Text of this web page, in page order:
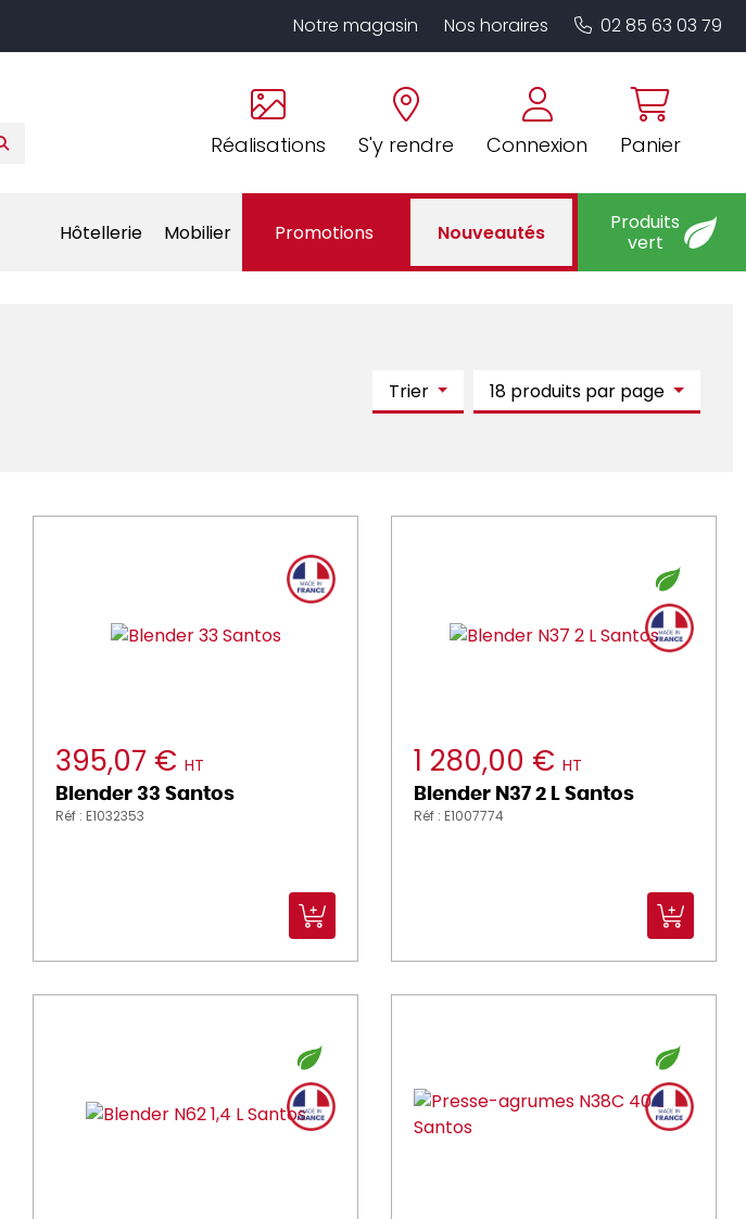
Réalisations S'y rendre Connexion Panier
Notre magasin Nos horaires 02 85 63 03 79
Hôtellerie Mobilier Promotions Nouveautés
Produits
vert
Trier
18 produits par page
395,07 € HT
Blender 33 Santos
Réf : E1032353
1 280,00 € HT
Blender N37 2 L Santos
Réf : E1007774